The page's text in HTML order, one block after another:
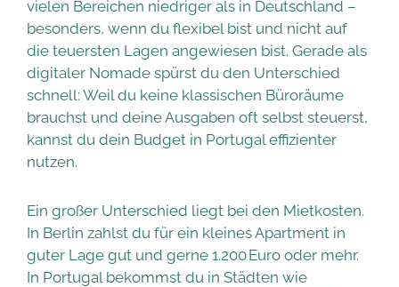
vielen Bereichen niedriger als in Deutschland –
besonders, wenn du flexibel bist und nicht auf
die teuersten Lagen angewiesen bist. Gerade als
digitaler Nomade spürst du den Unterschied
schnell: Weil du keine klassischen Büroräume
brauchst und deine Ausgaben oft selbst steuerst,
kannst du dein Budget in Portugal effizienter
nutzen.
Ein großer Unterschied liegt bei den Mietkosten.
In Berlin zahlst du für ein kleines Apartment in
guter Lage gut und gerne 1.200 Euro oder mehr.
In Portugal bekommst du in Städten wie